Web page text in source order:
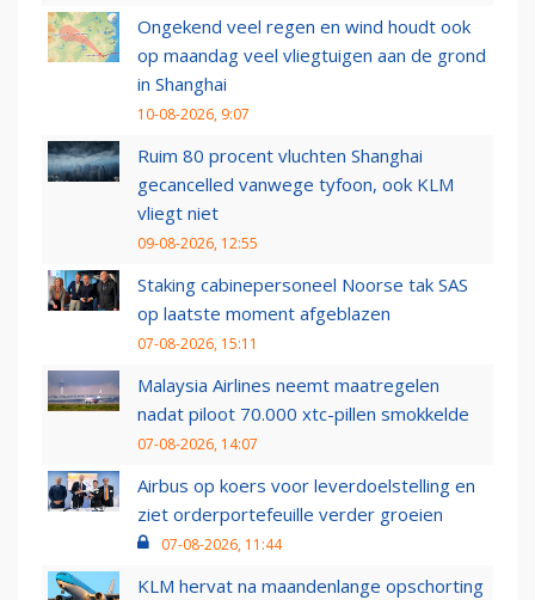
Ongekend veel regen en wind houdt ook
op maandag veel vliegtuigen aan de grond
in Shanghai
10-08-2026, 9:07
Ruim 80 procent vluchten Shanghai
gecancelled vanwege tyfoon, ook KLM
vliegt niet
09-08-2026, 12:55
Staking cabinepersoneel Noorse tak SAS
op laatste moment afgeblazen
07-08-2026, 15:11
Malaysia Airlines neemt maatregelen
nadat piloot 70.000 xtc-pillen smokkelde
07-08-2026, 14:07
Airbus op koers voor leverdoelstelling en
ziet orderportefeuille verder groeien
07-08-2026, 11:44
KLM hervat na maandenlange opschorting